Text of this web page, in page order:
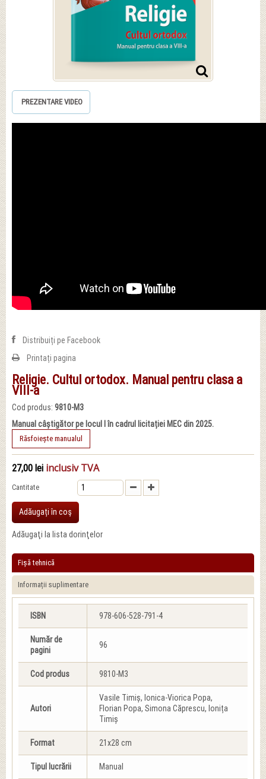
PREZENTARE VIDEO
Distribuiți pe Facebook
Printați pagina
Religie. Cultul ortodox. Manual pentru clasa a
VIII-a
Cod produs: 9810-M3
Manual câștigător pe locul I în cadrul licitației MEC din 2025.
Răsfoiește manualul
27,00 lei inclusiv TVA
Cantitate
Adăugați în coş
Adăugaţi la lista dorinţelor
Fișă tehnică
Informații suplimentare
ISBN 978-606-528-791-4
Număr de
pagini
96
Cod produs 9810-M3
Autori
Vasile Timiș, Ionica-Viorica Popa,
Florian Popa, Simona Căprescu, Ionița
Timiș
Format 21x28 cm
Tipul lucrării Manual